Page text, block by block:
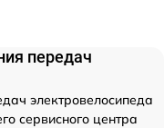
передач
электровелосипеда
сервисного центра